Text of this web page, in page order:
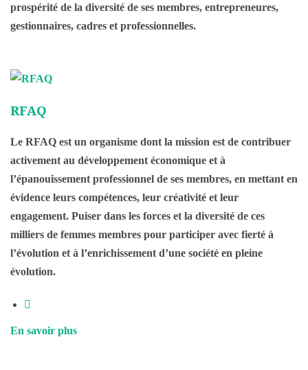
prospérité de la diversité de ses membres, entrepreneures,
gestionnaires, cadres et professionnelles.
RFAQ
Le RFAQ est un organisme dont la mission est de contribuer
activement au développement économique et à
l’épanouissement professionnel de ses membres, en mettant en
évidence leurs compétences, leur créativité et leur
engagement. Puiser dans les forces et la diversité de ces
milliers de femmes membres pour participer avec fierté à
l’évolution et à l’enrichissement d’une société en pleine
évolution.
En savoir plus